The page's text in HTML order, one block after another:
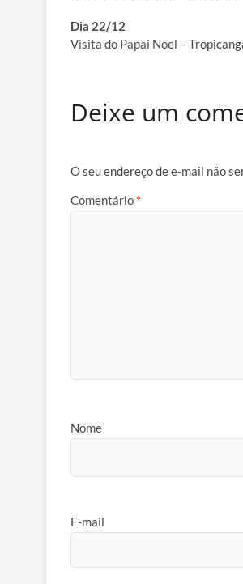
Dia 22/12
Visita do Papai Noel –
Deixe um
O seu endereço de e-mail não
Comentário *
Nome
E-mail